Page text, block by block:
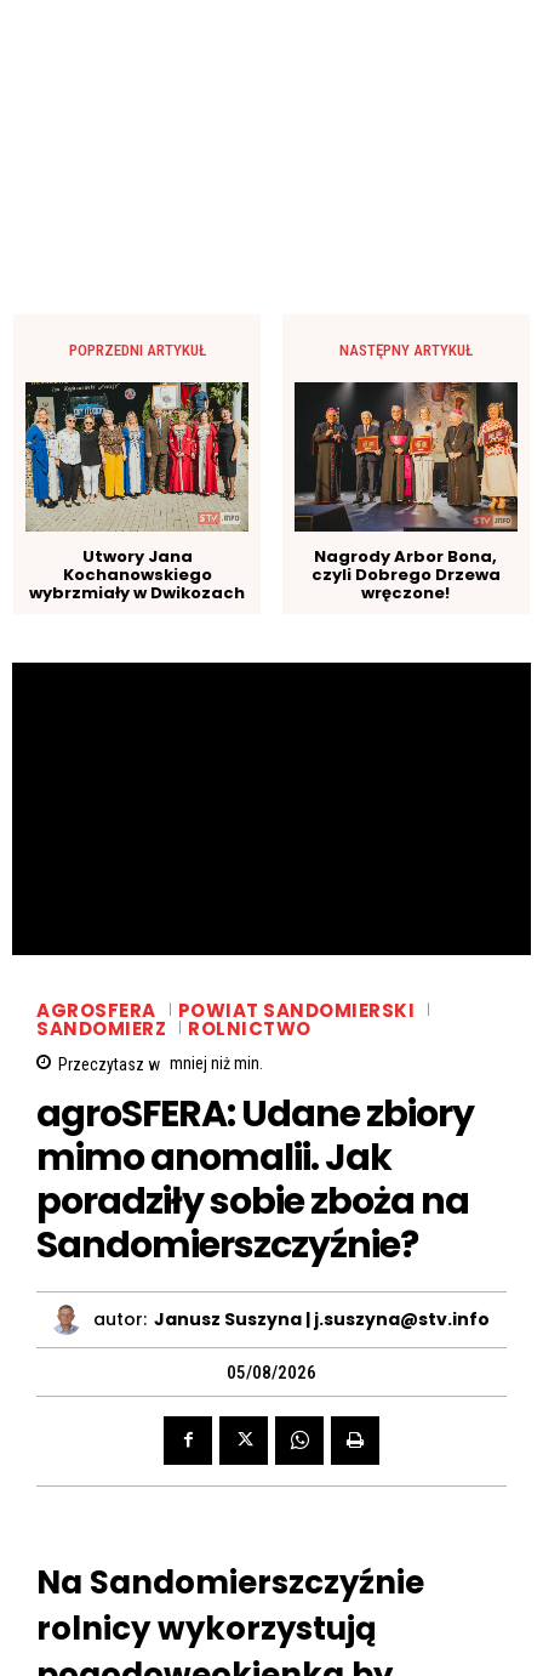
POPRZEDNI ARTYKUŁ
Utwory Jana
Kochanowskiego
wybrzmiały w Dwikozach
NASTĘPNY ARTYKUŁ
Nagrody Arbor Bona,
czyli Dobrego Drzewa
wręczone!